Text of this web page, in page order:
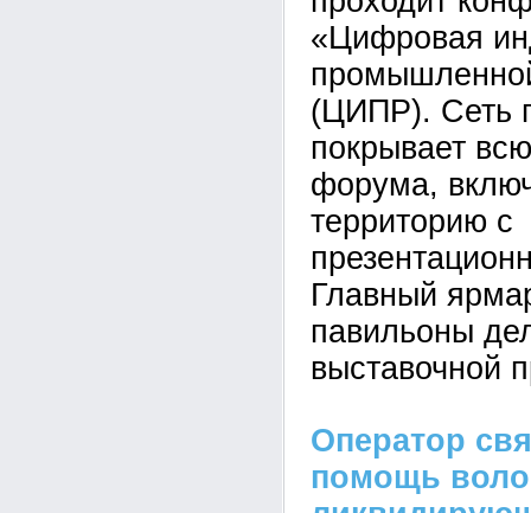
«Цифровая
(ЦИПР). Сеть
покрывает
форума,
территорию с
Главный
павильоны
выставочной
Оператор
помощь